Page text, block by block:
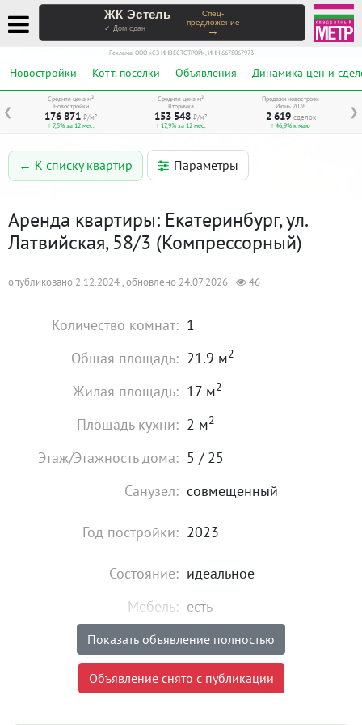
ЖК Эстель
✓ Дом сдан
Спец-
предложение
→
Реклама. ООО «СЗ ИНВЕСТСТРОЙ», ИНН 6678067973
Новостройки Котт. посёлки Объявления Динамика цен и
❮ ❯
Средняя цена м²
Новостройки
176 871 ₽/м²
↑ 7,5% за 12 мес.
Средняя цена м²
Вторичка
153 548 ₽/м²
↑ 17,9% за 12 мес.
Продажи новостроек
Июнь 2026
2 619 сделок
↑ 46,9% к маю
← К списку квартир Параметры
Аренда квартиры: Екатеринбург, ул.
Латвийская, 58/3 (Компрессорный)
опубликовано 2.12.2024 , обновлено 24.07.2026 46
Количество комнат: 1
Общая площадь: 21.9 м2
Жилая площадь: 17 м2
Площадь кухни: 2 м2
Этаж/Этажность дома: 5 / 25
Санузел: совмещенный
Год постройки: 2023
Состояние: идеальное
Мебель: есть
Цена: 19 000₽
Объявление снято с публикации
Показать объявление полностью
Объявление снято с публикации